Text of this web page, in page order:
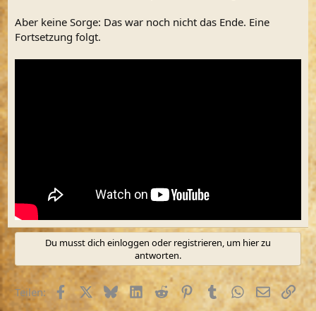
Aber keine Sorge: Das war noch nicht das Ende. Eine
Fortsetzung folgt.
Du musst dich einloggen oder registrieren, um hier zu
antworten.
Teilen: FacebookX (Twitter)
BlueskyLinkedInReddit Pinterest
TumblrWhatsApp
E-MailLink